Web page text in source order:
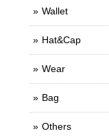
Wallet
Hat&Cap
Wear
Bag
Others